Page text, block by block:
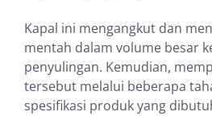
Kapal ini mengangkut dan
mentah dalam volume besar
penyulingan. Kemudian,
tersebut melalui beberapa
spesifikasi produk yang